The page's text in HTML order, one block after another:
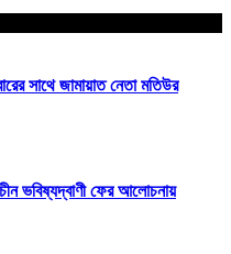
সাথে জামায়াত নেতা মতিউর
ভবিষ্যদ্বাণী ফের আলোচনায়